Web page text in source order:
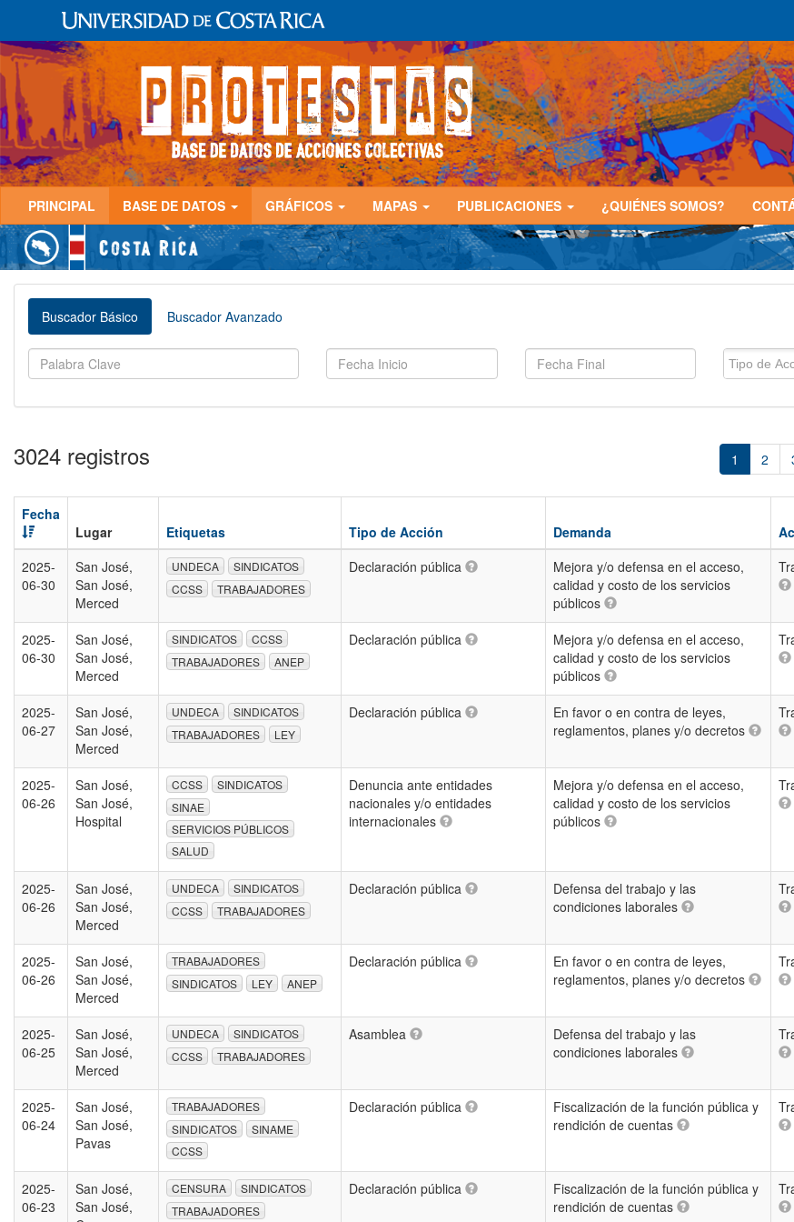
PRINCIPAL BASE DE DATOS GRÁFICOS MAPAS PUBLICACIONES ¿QUIÉNES SOMOS?
Buscador Básico Buscador Avanzado
3024 registros 1 2
Fecha
Lugar
Etiquetas Tipo de Acción Demanda
2025-
06-30
San José,
San José,
Merced
UNDECA
SINDICATOS
CCSS
TRABAJADORES
Declaración pública
Mejora y/o defensa en el acceso,
calidad y costo de los servicios
públicos
2025-
06-30
San José,
San José,
Merced
SINDICATOS
CCSS
TRABAJADORES
ANEP
Declaración pública
Mejora y/o defensa en el acceso,
calidad y costo de los servicios
públicos
2025-
06-27
San José,
San José,
Merced
UNDECA
SINDICATOS
TRABAJADORES
LEY
Declaración pública
En favor o en contra de leyes,
reglamentos, planes y/o decretos
2025-
06-26
San José,
San José,
Hospital
CCSS
SINDICATOS
SINAE
SERVICIOS PÚBLICOS
SALUD
Denuncia ante entidades
nacionales y/o entidades
internacionales
Mejora y/o defensa en el acceso,
calidad y costo de los servicios
públicos
2025-
06-26
San José,
San José,
Merced
UNDECA
SINDICATOS
CCSS
TRABAJADORES
Declaración pública
Defensa del trabajo y las
condiciones laborales
2025-
06-26
San José,
San José,
Merced
TRABAJADORES
SINDICATOS
LEY ANEP
Declaración pública
En favor o en contra de leyes,
reglamentos, planes y/o decretos
2025-
06-25
San José,
San José,
Merced
UNDECA
SINDICATOS
CCSS
TRABAJADORES
Asamblea
Defensa del trabajo y las
condiciones laborales
2025-
06-24
San José,
San José,
Pavas
TRABAJADORES
SINDICATOS
SINAME
CCSS
Declaración pública
Fiscalización de la función pública y
rendición de cuentas
2025-
06-23
San José,
San José,
CENSURA
SINDICATOS
TRABAJADORES
Declaración pública
Fiscalización de la función pública y
rendición de cuentas